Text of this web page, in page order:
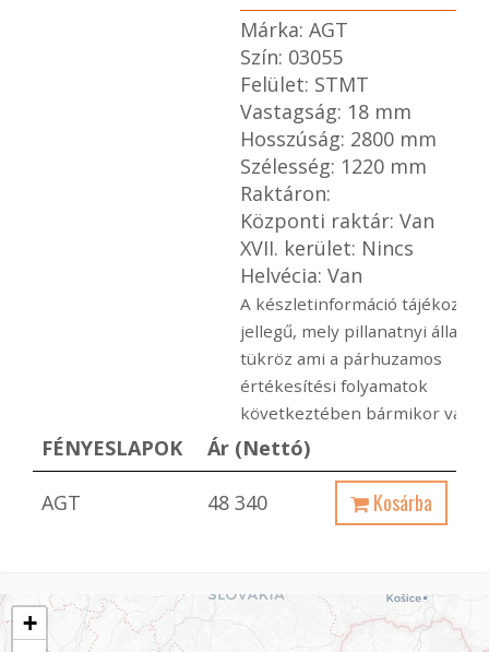
Márka: AGT
Szín: 03055
Felület: STMT
Vastagság: 18 mm
Hosszúság: 2800 mm
Szélesség: 1220 mm
Raktáron:
Központi raktár: Van
XVII. kerület: Nincs
Helvécia: Van
A készletinformáció
jellegű, mely pillanatnyi
tükröz ami a párhuzamos
értékesítési folyamatok
következtében bármikor
FÉNYESLAPOK Ár (Nettó)
AGT 48 340 Kosárba
+